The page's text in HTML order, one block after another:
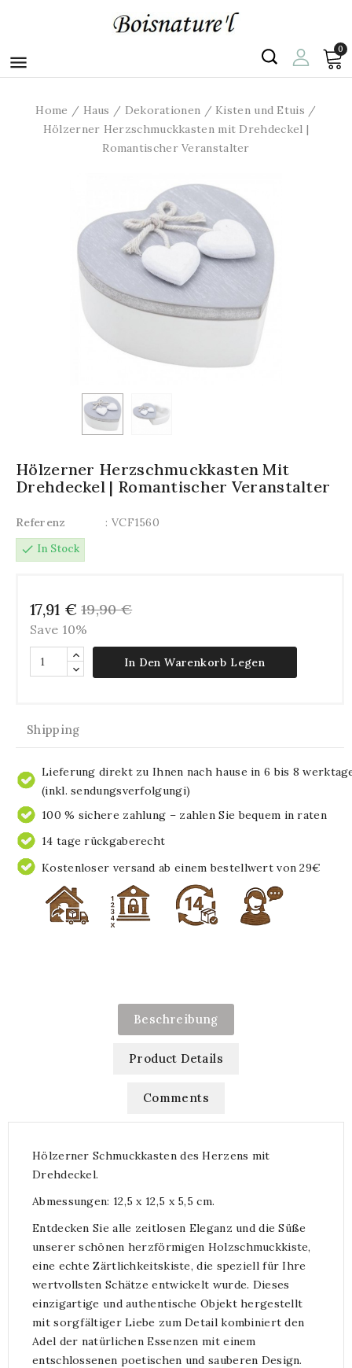

0
Home Haus Dekorationen
Kisten und Etuis
Hölzerner Herzschmuckkasten mit Drehdeckel |
Romantischer Veranstalter
Hölzerner Herzschmuckkasten Mit
Drehdeckel | Romantischer Veranstalter
Referenz
: VCF1560
check In Stock
17,91 € 19,90 €
Save 10%
In Den Warenkorb Legen
Shipping
Lieferung direkt zu Ihnen nach hause in 6 bis 8
(inkl. sendungsverfolgungi)
100 % sichere zahlung – zahlen Sie bequem in raten
14 tage rückgaberecht
Kostenloser versand ab einem bestellwert von 29€
Beschreibung
Product Details
Comments
Hölzerner Schmuckkasten des Herzens mit
Drehdeckel.
Abmessungen: 12,5 x 12,5 x 5,5 cm.
Entdecken Sie alle zeitlosen Eleganz und die Süße
unserer schönen herzförmigen Holzschmuckkiste,
eine echte Zärtlichkeitskiste, die speziell für Ihre
wertvollsten Schätze entwickelt wurde. Dieses
einzigartige und authentische Objekt hergestellt
mit sorgfältiger Liebe zum Detail kombiniert den
Adel der natürlichen Essenzen mit einem
entschlossenen poetischen und sauberen Design.